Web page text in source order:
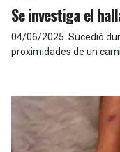
Se investiga el
04/06/2025 Sucedió
proximidades de un